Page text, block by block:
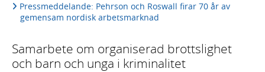
Pressmeddelande: Pehrson och Roswall firar 70 år av
gemensam nordisk arbetsmarknad
Samarbete om organiserad brottslighet
och barn och unga i kriminalitet